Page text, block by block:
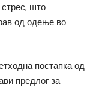
стрес, што
од одење во
постапка од
предлог за